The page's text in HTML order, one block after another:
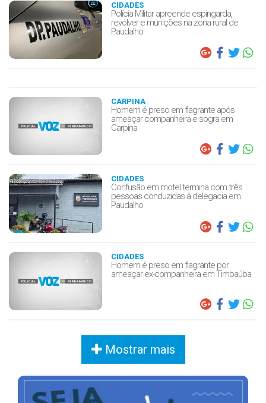
CIDADES
Polícia Militar apreende espingarda,
revólver e munições na zona rural de
Paudalho
CARPINA
Homem é preso em flagrante após
ameaçar companheira e sogra em
Carpina
CIDADES
Confusão em motel termina com três
pessoas conduzidas à delegacia em
Paudalho
CIDADES
Homem é preso em flagrante por
ameaçar ex-companheira em Timbaúba
Mostrar mais